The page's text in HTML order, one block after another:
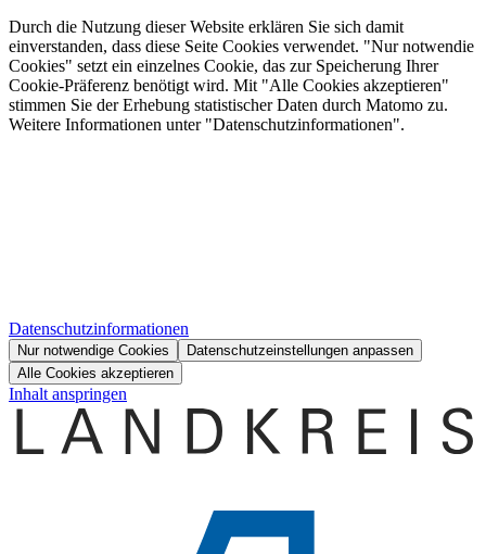
Durch die Nutzung dieser Website erklären Sie sich damit
einverstanden, dass diese Seite Cookies verwendet. "Nur notwendie
Cookies" setzt ein einzelnes Cookie, das zur Speicherung Ihrer
Cookie-Präferenz benötigt wird. Mit "Alle Cookies akzeptieren"
stimmen Sie der Erhebung statistischer Daten durch Matomo zu.
Weitere Informationen unter "Datenschutzinformationen".
Datenschutzinformationen
Nur notwendige Cookies
Datenschutzeinstellungen anpassen
Alle Cookies akzeptieren
Inhalt anspringen